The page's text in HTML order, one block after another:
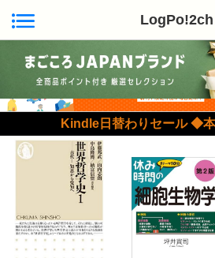
LogPo!2ch
Kindle日替わりセール ◆